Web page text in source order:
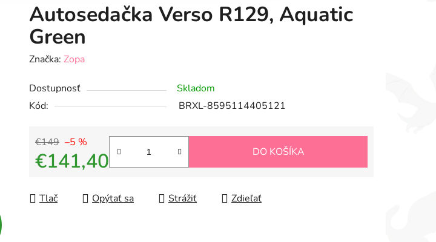
Autosedačka Verso R129, Aquatic
Green
Značka: Zopa
Dostupnosť
Skladom
Kód:
BRXL-8595114405121
€149 –5 %
€141,40 DO KOŠÍKA
Tlač Opýtať sa Strážiť Zdieľať